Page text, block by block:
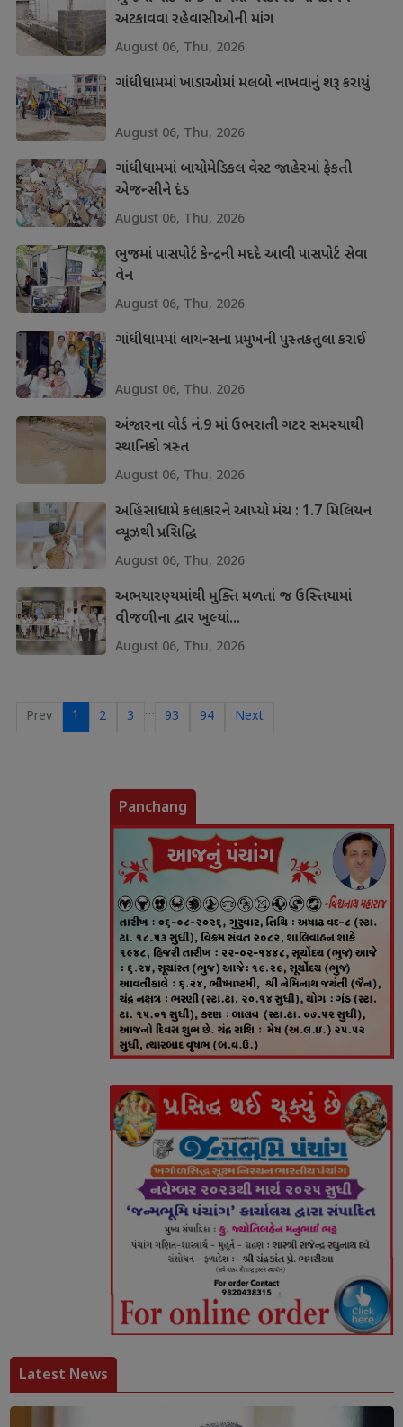
અટકાવવા રહેવાસીઓની માંગ
August 06, Thu, 2026
ગાંધીધામમાં ખાડાઓમાં મલબો નાખવાનું શરૂ કરાયું
August 06, Thu, 2026
ગાંધીધામમાં બાયોમેડિકલ વેસ્ટ જાહેરમાં ફેકતી
એજન્સીને દંડ
August 06, Thu, 2026
ભુજમાં પાસપોર્ટ કેન્દ્રની મદદે આવી પાસપોર્ટ સેવા
વેન
August 06, Thu, 2026
ગાંધીધામમાં લાયન્સના પ્રમુખની પુસ્તકતુલા કરાઈ
August 06, Thu, 2026
અંજારના વોર્ડ નં.9 માં ઉભરાતી ગટર સમસ્યાથી
સ્થાનિકો ત્રસ્ત
August 06, Thu, 2026
અહિંસાધામે કલાકારને આપ્યો મંચ : 1.7 મિલિયન
વ્યૂઝથી પ્રસિદ્ધિ
August 06, Thu, 2026
અભયારણ્યમાંથી મુક્તિ મળતાં જ ઉસ્તિયામાં
વીજળીના દ્વાર ખુલ્યાં...
August 06, Thu, 2026
Prev 1 2 3 … 93 94 Next
Panchang
Latest News